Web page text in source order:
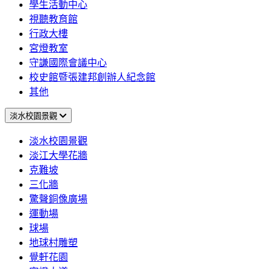
學生活動中心
視聽教育館
行政大樓
宮燈教室
守謙國際會議中心
校史館暨張建邦創辦人紀念館
其他
淡水校園景觀
淡水校園景觀
淡江大學花牆
克難坡
三化牆
驚聲銅像廣場
運動場
球場
地球村雕塑
覺軒花園